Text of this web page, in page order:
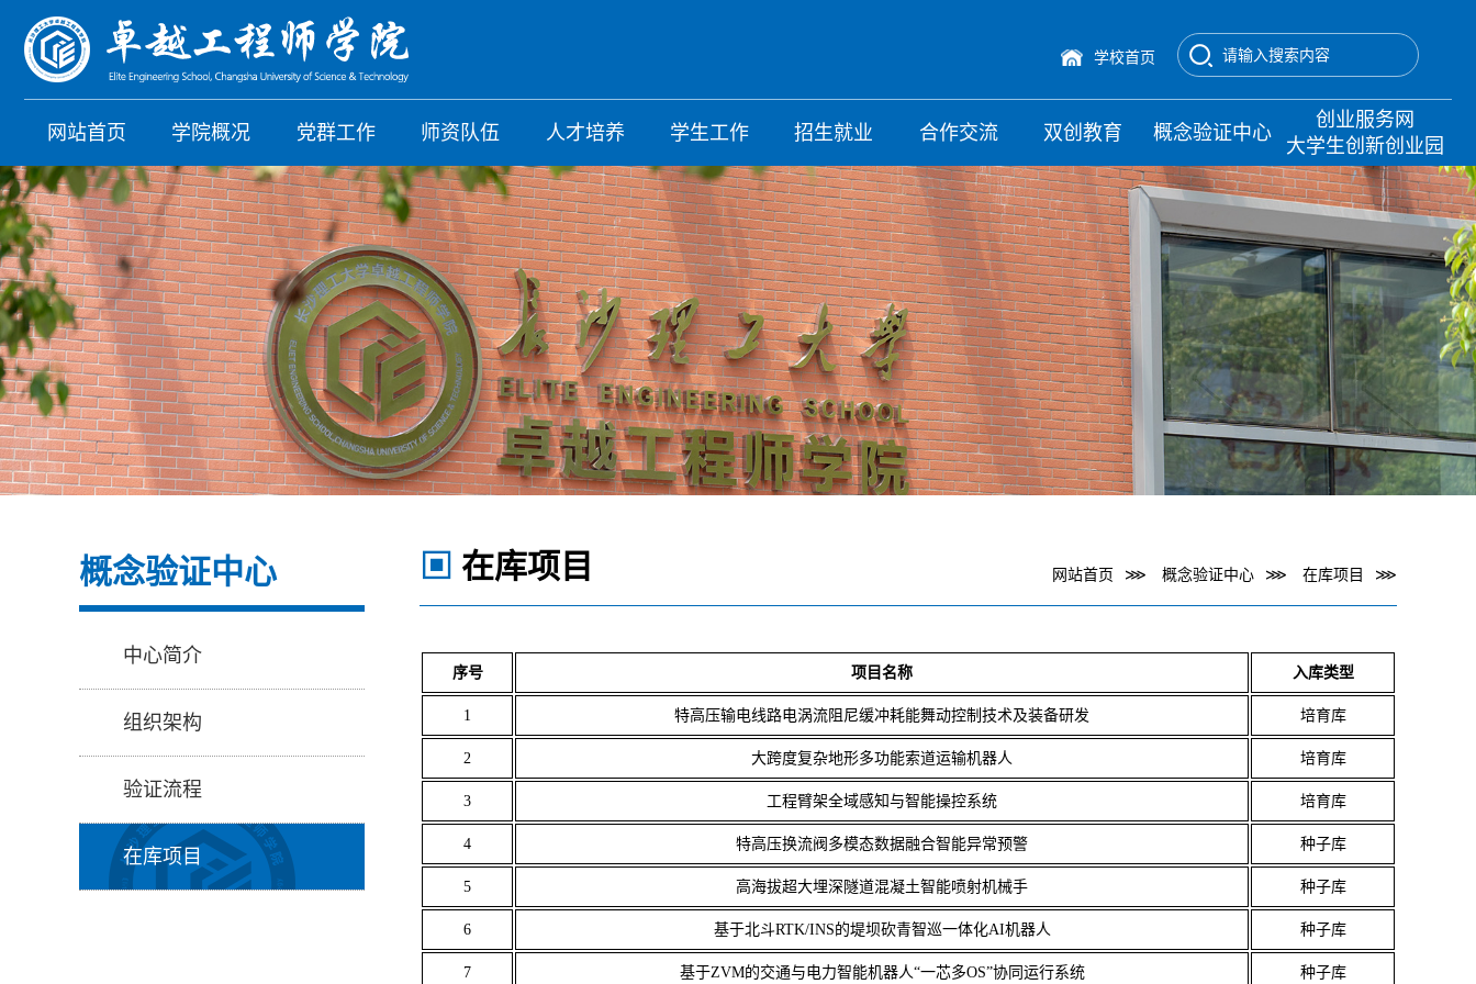
学校首页
网站首页 学院概况 党群工作 师资队伍 人才培养 学生工作 招生就业 合作交流 双创教育 概念验证中心
创业服务网
大学生创新创业园
概念验证中心
中心简介
组织架构
验证流程
在库项目
▣ 在库项目 网站首页 ⋙ 概念验证中心 ⋙ 在库项目 ⋙
序号 项目名称 入库类型
1 特高压输电线路电涡流阻尼缓冲耗能舞动控制技术及装备研发 培育库
2 大跨度复杂地形多功能索道运输机器人 培育库
3 工程臂架全域感知与智能操控系统 培育库
4 特高压换流阀多模态数据融合智能异常预警 种子库
5 高海拔超大埋深隧道混凝土智能喷射机械手 种子库
6 基于北斗RTK/INS的堤坝砍青智巡一体化AI机器人 种子库
7 基于ZVM的交通与电力智能机器人“一芯多OS”协同运行系统 种子库